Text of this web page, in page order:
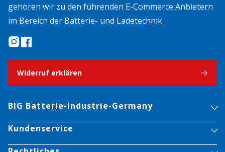
gehören wir zu den führenden E-Commerce Anbietern
im Bereich der Batterie- und Ladetechnik.
Widerruf erklären
BIG Batterie-Industrie-Germany
Kundenservice